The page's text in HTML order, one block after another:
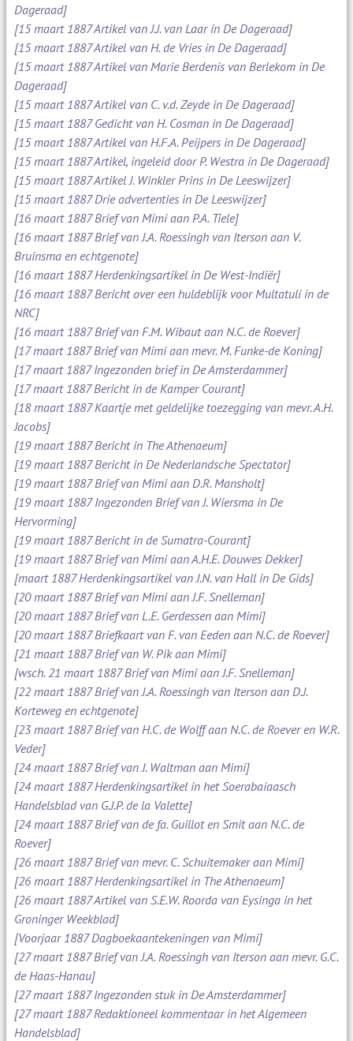
Dageraad]
[15 maart 1887 Artikel van J.J. van Laar in De Dageraad]
[15 maart 1887 Artikel van H. de Vries in De Dageraad]
[15 maart 1887 Artikel van Marie Berdenis van Berlekom in De
Dageraad]
[15 maart 1887 Artikel van C. v.d. Zeyde in De Dageraad]
[15 maart 1887 Gedicht van H. Cosman in De Dageraad]
[15 maart 1887 Artikel van H.F.A. Peijpers in De Dageraad]
[15 maart 1887 Artikel, ingeleid door P. Westra in De Dageraad]
[15 maart 1887 Artikel J. Winkler Prins in De Leeswijzer]
[15 maart 1887 Drie advertenties in De Leeswijzer]
[16 maart 1887 Brief van Mimi aan P.A. Tiele]
[16 maart 1887 Brief van J.A. Roessingh van Iterson aan V.
Bruinsma en echtgenote]
[16 maart 1887 Herdenkingsartikel in De West-Indiër]
[16 maart 1887 Bericht over een huldeblijk voor Multatuli in de
NRC]
[16 maart 1887 Brief van F.M. Wibaut aan N.C. de Roever]
[17 maart 1887 Brief van Mimi aan mevr. M. Funke-de Koning]
[17 maart 1887 Ingezonden brief in De Amsterdammer]
[17 maart 1887 Bericht in de Kamper Courant]
[18 maart 1887 Kaartje met geldelijke toezegging van mevr. A.H.
Jacobs]
[19 maart 1887 Bericht in The Athenaeum]
[19 maart 1887 Bericht in De Nederlandsche Spectator]
[19 maart 1887 Brief van Mimi aan D.R. Mansholt]
[19 maart 1887 Ingezonden Brief van J. Wiersma in De
Hervorming]
[19 maart 1887 Bericht in de Sumatra-Courant]
[19 maart 1887 Brief van Mimi aan A.H.E. Douwes Dekker]
[maart 1887 Herdenkingsartikel van J.N. van Hall in De Gids]
[20 maart 1887 Brief van Mimi aan J.F. Snelleman]
[20 maart 1887 Brief van L.E. Gerdessen aan Mimi]
[20 maart 1887 Briefkaart van F. van Eeden aan N.C. de Roever]
[21 maart 1887 Brief van W. Pik aan Mimi]
[wsch. 21 maart 1887 Brief van Mimi aan J.F. Snelleman]
[22 maart 1887 Brief van J.A. Roessingh van Iterson aan D.J.
Korteweg en echtgenote]
[23 maart 1887 Brief van H.C. de Wolff aan N.C. de Roever en W.R.
Veder]
[24 maart 1887 Brief van J. Waltman aan Mimi]
[24 maart 1887 Herdenkingsartikel in het Soerabaiaasch
Handelsblad van G.J.P. de la Valette]
[24 maart 1887 Brief van de fa. Guillot en Smit aan N.C. de
Roever]
[26 maart 1887 Brief van mevr. C. Schuitemaker aan Mimi]
[26 maart 1887 Herdenkingsartikel in The Athenaeum]
[26 maart 1887 Artikel van S.E.W. Roorda van Eysinga in het
Groninger Weekblad]
[Voorjaar 1887 Dagboekaantekeningen van Mimi]
[27 maart 1887 Brief van J.A. Roessingh van Iterson aan mevr. G.C.
de Haas-Hanau]
[27 maart 1887 Ingezonden stuk in De Amsterdammer]
[27 maart 1887 Redaktioneel kommentaar in het Algemeen
Handelsblad]